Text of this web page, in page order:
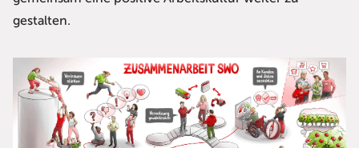
gestalten.